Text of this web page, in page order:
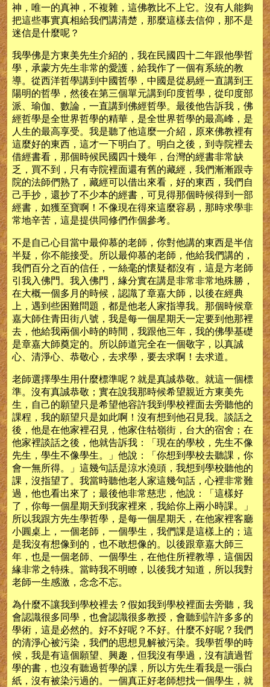
神，唯一的真神，不複雜，這佛教比不上它。沒有人能夠
把這些事實真相給我們講清楚，那麼這樣去信仰，那不是
迷信是什麼呢？
我學佛是方東美先生介紹的，我在民國四十二年跟他學哲
學，承蒙方先生非常的愛護，給我作了一個有系統的教
導。從西洋哲學講到中國哲學，中國是從易經一直講到王
陽明的哲學，然後在第三個單元講到印度哲學，從印度部
派、瑜伽、數論，一直講到佛經哲學。最後他告訴我，佛
經哲學是全世界哲學的精華，是全世界哲學的最高峰，是
人生的最高享受。我是聽了他這麼一介紹，原來佛教裡有
這麼好的東西，這才一下明白了。明白之後，到寺院裡去
借經書看，那個時候民國四十幾年，台灣的經書非常缺
乏，買不到，只有寺院裡面還有舊的藏經，我們漸漸跟寺
院的法師們熟了，藏經可以借出來看，好的東西，我們自
己手抄，還抄了不少本的經書，可見得那個時候得到一部
經書，如獲至寶啊！不像現在得來這麼容易，那時求學非
常地辛苦，這是提供同修們作個參考。
不是自己心目當中最仰慕的老師，你對他講的東西是半信
半疑，你不能接受。所以最仰慕的老師，他給我們講的，
我們百分之百的信任，一絲毫的懷疑都沒有，這是方老師
引我入佛門。我入佛門，緣分實在講是非常非常地殊勝，
在大概一個多月的時候，認識了章嘉大師，以後在經典
上，遇到些困難問題，都是他老人家指導我。那個時候章
嘉大師住青田街八號，我是每一個星期天一定要到他那裡
去，他給我兩個小時的時間，我跟他三年，我的佛學基礎
是章嘉大師奠定的。所以師道完全在一個敬字，以真誠
心、清淨心、恭敬心，去求學，要去求啊！去求道。
老師選擇學生用什麼標準呢？就是真誠恭敬。就這一個標
準。沒有真誠恭敬；實在說我那時候希望親近方東美先
生，自己的願望只是希望他容許我到學校裡面去旁聽他的
課程，我的願望只是如此啊！沒有想到他召見我。談話之
後，他是在他家裡召見，他家住牯嶺街，台大的宿舍；在
他家裡談話之後，他就告訴我：「現在的學校，先生不像
先生，學生不像學生。」他說：「你想到學校去聽課，你
會一無所得。」這幾句話是涼水澆頭，我想到學校聽他的
課，沒指望了。我當時聽他老人家這幾句話，心裡非常難
過，他也看出來了；最後他非常慈悲，他說：「這樣好
了，你每一個星期天到我家裡來，我給你上兩小時課。」
所以我跟方先生學哲學，是每一個星期天，在他家裡客廳
小圓桌上，一個老師，一個學生，我們課是這樣上的；這
是我沒有想像到的，也不敢想像的。以後跟章嘉大師三
年，也是一個老師、一個學生，在他住所裡教導，這個因
緣非常之特殊。當時我不明瞭，以後我才知道，所以我對
老師一生感激，念念不忘。
為什麼不讓我到學校裡去？假如我到學校裡面去旁聽，我
會認識很多同學，也會認識很多教授，會聽到許許多多的
學術，這是必然的。好不好呢？不好。什麼不好呢？我們
的清淨心被污染，我們的思想見解被污染。我學哲學的時
候，我是有這個願望、興趣，但我沒有學過，沒有讀過哲
學的書，也沒有聽過哲學的課，所以方先生看我是一張白
紙，沒有被染污過的。一個真正好老師想找一個學生，就